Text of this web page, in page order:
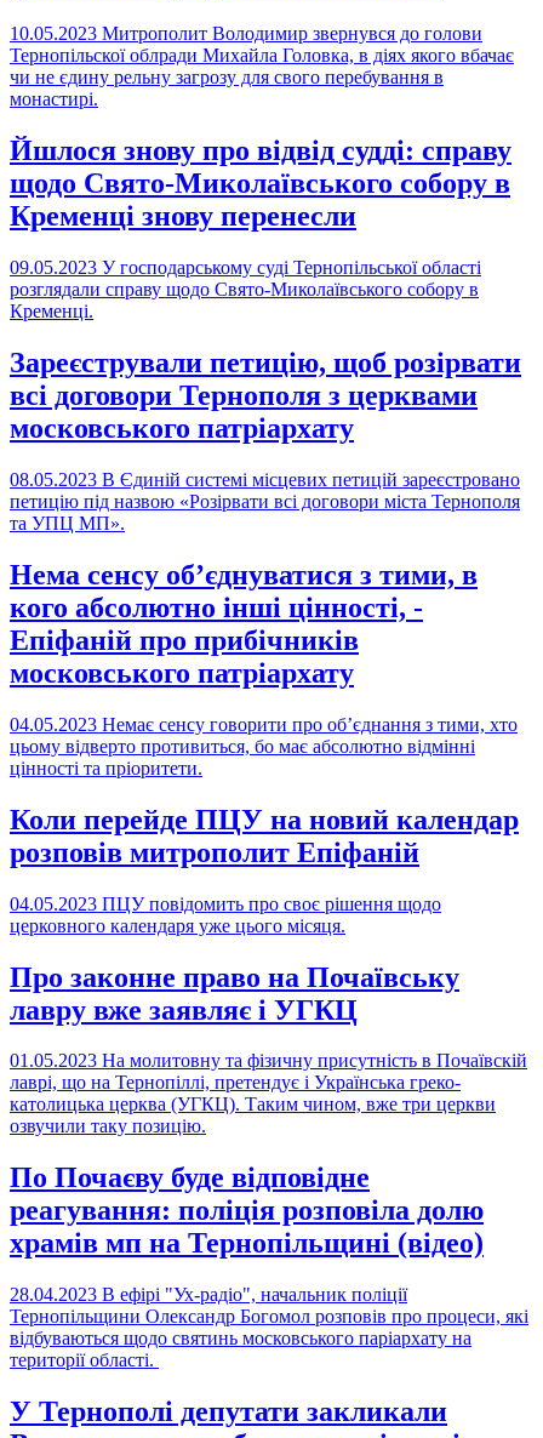
10.05.2023 Митрополит Володимир звернувся до голови
Тернопільскої облради Михайла Головка, в діях якого вбачає
чи не єдину рельну загрозу для свого перебування в
монастирі.
Йшлося знову про відвід судді: справу
щодо Свято-Миколаївського собору в
Кременці знову перенесли
09.05.2023 У господарському суді Тернопільської області
розглядали справу щодо Свято-Миколаївського собору в
Кременці.
Зареєстрували петицію, щоб розірвати
всі договори Тернополя з церквами
московського патріархату
08.05.2023 В Єдиній системі місцевих петицій зареєстровано
петицію під назвою «Розірвати всі договори міста Тернополя
та УПЦ МП».
Нема сенсу об’єднуватися з тими, в
кого абсолютно інші цінності, -
Епіфаній про прибічників
московського патріархату
04.05.2023 Немає сенсу говорити про об’єднання з тими, хто
цьому відверто противиться, бо має абсолютно відмінні
цінності та пріоритети.
Коли перейде ПЦУ на новий календар
розповів митрополит Епіфаній
04.05.2023 ПЦУ повідомить про своє рішення щодо
церковного календаря уже цього місяця.
Про законне право на Почаївську
лавру вже заявляє і УГКЦ
01.05.2023 На молитовну та фізичну присутність в Почаївскій
лаврі, що на Тернопіллі, претендує і Українська греко-
католицька церква (УГКЦ). Таким чином, вже три церкви
озвучили таку позицію.
По Почаєву буде відповідне
реагування: поліція розповіла долю
храмів мп на Тернопільщині (відео)
28.04.2023 В ефірі "Ух-радіо", начальник поліції
Тернопільщини Олександр Богомол розповів про процеси, які
відбуваються щодо святинь московського паріархату на
території області.
У Тернополі депутати закликали